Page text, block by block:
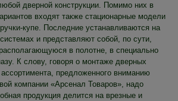
дверной конструкции. Помимо них в
входят также стационарные модели
купе. Последние устанавливаются на
и представляют собой, по сути,
в полотне, в специально
К слову, говоря о монтаже дверных
предложенного вниманию
компании «Арсенал Товаров», надо
продукция делится на врезные и